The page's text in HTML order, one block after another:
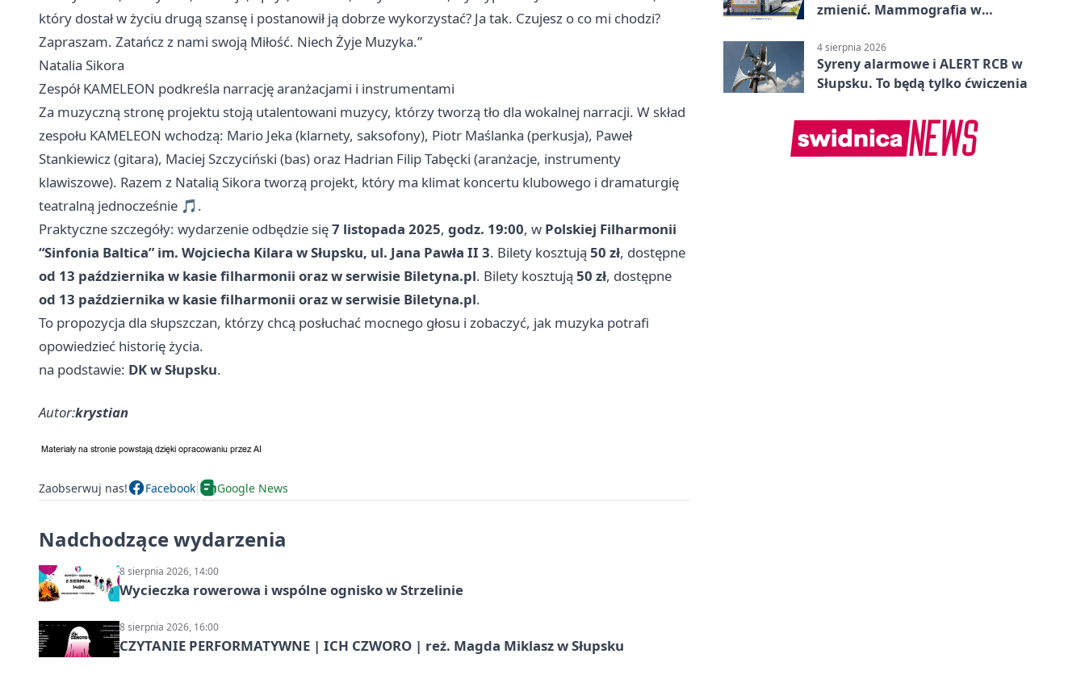
który dostał w życiu drugą szansę i postanowił ją dobrze wykorzystać? Ja tak. Czujesz o co mi chodzi?
Zapraszam. Zatańcz z nami swoją Miłość. Niech Żyje Muzyka.”
Natalia Sikora
Zespół KAMELEON podkreśla narrację aranżacjami i instrumentami
Za muzyczną stronę projektu stoją utalentowani muzycy, którzy tworzą tło dla wokalnej narracji. W skład
zespołu KAMELEON wchodzą: Mario Jeka (klarnety, saksofony), Piotr Maślanka (perkusja), Paweł
Stankiewicz (gitara), Maciej Szczyciński (bas) oraz Hadrian Filip Tabęcki (aranżacje, instrumenty
klawiszowe). Razem z Natalią Sikora tworzą projekt, który ma klimat koncertu klubowego i dramaturgię
teatralną jednocześnie 🎵.
Praktyczne szczegóły: wydarzenie odbędzie się7 listopada 2025, godz. 19:00, w Polskiej Filharmonii
“Sinfonia Baltica” im. Wojciecha Kilara w Słupsku, ul. Jana Pawła II 3. Bilety kosztują 50 zł, dostępne
od 13 października w kasie filharmonii oraz w serwisie Biletyna.pl. Bilety kosztują 50 zł, dostępne
od 13 października w kasie filharmonii oraz w serwisie Biletyna.pl.
To propozycja dla słupszczan, którzy chcą posłuchać mocnego głosu i zobaczyć, jak muzyka potrafi
opowiedzieć historię życia.
na podstawie: DK w Słupsku.
Autor:krystian
Zaobserwuj nas! Facebook Google News
Nadchodzące wydarzenia
8 sierpnia 2026, 14:00
Wycieczka rowerowa i wspólne ognisko w Strzelinie
8 sierpnia 2026, 16:00
CZYTANIE PERFORMATYWNE | ICH CZWORO | reż. Magda Miklasz w Słupsku
zmienić. Mammografia w
4 sierpnia 2026
Syreny alarmowe i ALERT RCB w
Słupsku. To będą tylko ćwiczenia